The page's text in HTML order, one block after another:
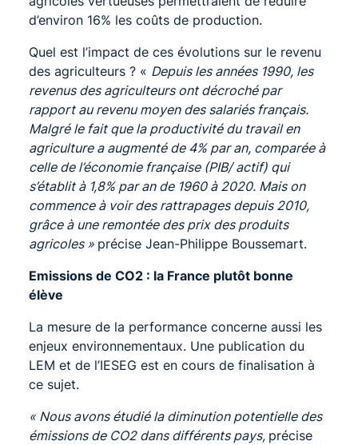
d’environ 16% les coûts de production.
Quel est l’impact de ces évolutions sur le revenu
des agriculteurs ? « Depuis les années 1990, les
revenus des agriculteurs ont décroché par
rapport au revenu moyen des salariés français.
Malgré le fait que la productivité du travail en
agriculture a augmenté de 4% par an, comparée à
celle de l’économie française (PIB/ actif) qui
s’établit à 1,8% par an de 1960 à 2020. Mais on
commence à voir des rattrapages depuis 2010,
grâce à une remontée des prix des produits
agricoles » précise Jean-Philippe Boussemart.
Emissions de CO2 : la France plutôt bonne
élève
La mesure de la performance concerne aussi les
enjeux environnementaux. Une publication du
LEM et de l’IESEG est en cours de finalisation à
ce sujet.
« Nous avons étudié la diminution potentielle des
émissions de CO2 dans différents pays, précise